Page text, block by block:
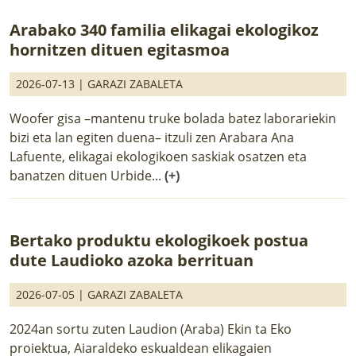
Arabako 340 familia elikagai ekologikoz
hornitzen dituen egitasmoa
2026-07-13 | GARAZI ZABALETA
Woofer gisa –mantenu truke bolada batez laborariekin
bizi eta lan egiten duena– itzuli zen Arabara Ana
Lafuente, elikagai ekologikoen saskiak osatzen eta
banatzen dituen Urbide... (+)
Bertako produktu ekologikoek postua
dute Laudioko azoka berrituan
2026-07-05 | GARAZI ZABALETA
2024an sortu zuten Laudion (Araba) Ekin ta Eko
proiektua, Aiaraldeko eskualdean elikagaien